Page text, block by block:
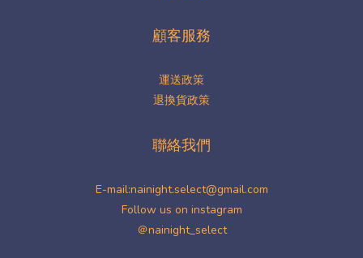
顧客服務
運送政策
退換貨政策
聯絡我們
E-mail:nainight.select@gmail.com
Follow us on instagram
＠nainight_select